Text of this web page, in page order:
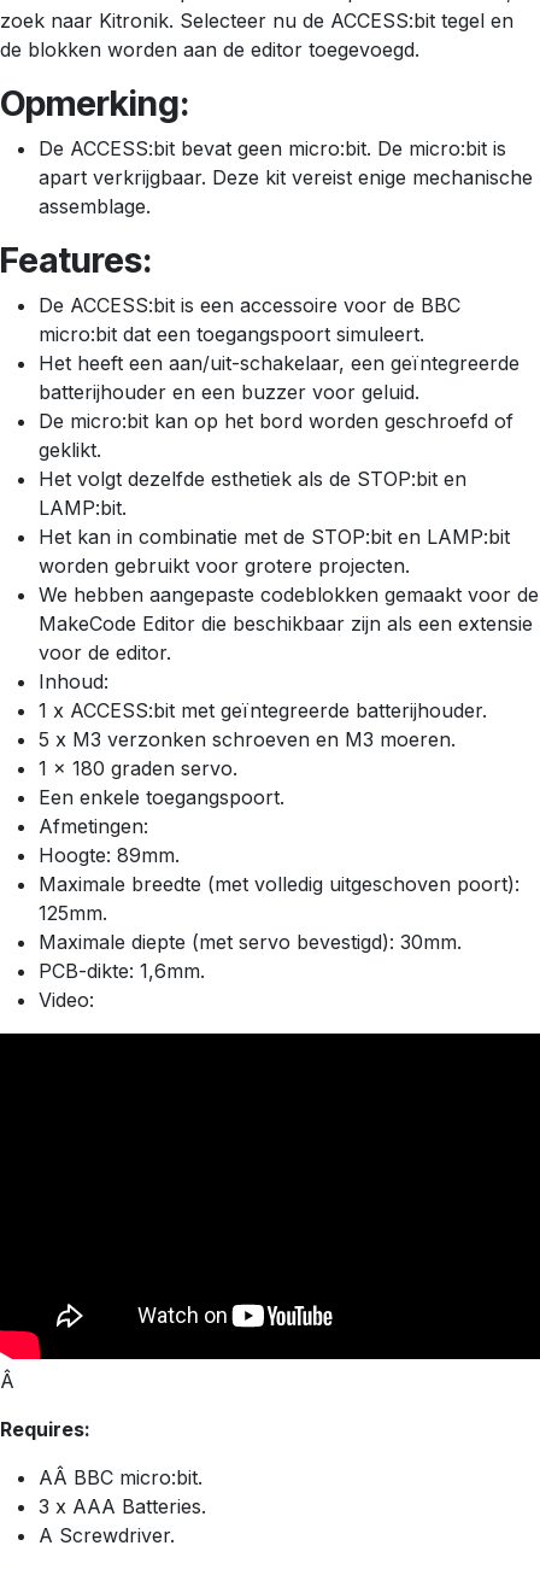
zoek naar Kitronik. Selecteer nu de ACCESS:bit tegel en
de blokken worden aan de editor toegevoegd.
Opmerking:
De ACCESS:bit bevat geen micro:bit. De micro:bit is
apart verkrijgbaar. Deze kit vereist enige mechanische
assemblage.
Features:
De ACCESS:bit is een accessoire voor de BBC
micro:bit dat een toegangspoort simuleert.
Het heeft een aan/uit-schakelaar, een geïntegreerde
batterijhouder en een buzzer voor geluid.
De micro:bit kan op het bord worden geschroefd of
geklikt.
Het volgt dezelfde esthetiek als de STOP:bit en
LAMP:bit.
Het kan in combinatie met de STOP:bit en LAMP:bit
worden gebruikt voor grotere projecten.
We hebben aangepaste codeblokken gemaakt voor de
MakeCode Editor die beschikbaar zijn als een extensie
voor de editor.
Inhoud:
1 x ACCESS:bit met geïntegreerde batterijhouder.
5 x M3 verzonken schroeven en M3 moeren.
1 x 180 graden servo.
Een enkele toegangspoort.
Afmetingen:
Hoogte: 89mm.
Maximale breedte (met volledig uitgeschoven poort):
125mm.
Maximale diepte (met servo bevestigd): 30mm.
PCB-dikte: 1,6mm.
Video:
Â
Requires:
AÂ BBC micro:bit.
3 x AAA Batteries.
A Screwdriver.